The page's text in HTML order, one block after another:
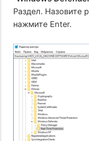
Раздел. Назовите
нажмите Enter.